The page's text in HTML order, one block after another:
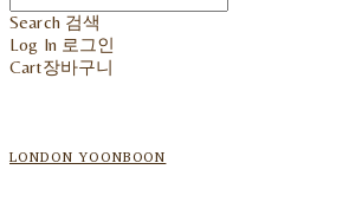
Search 검색
Log In 로그인
Cart장바구니
LONDON YOONBOON